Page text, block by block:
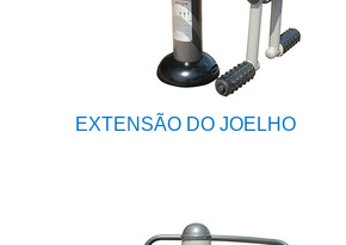
EXTENSÃO DO JOELHO